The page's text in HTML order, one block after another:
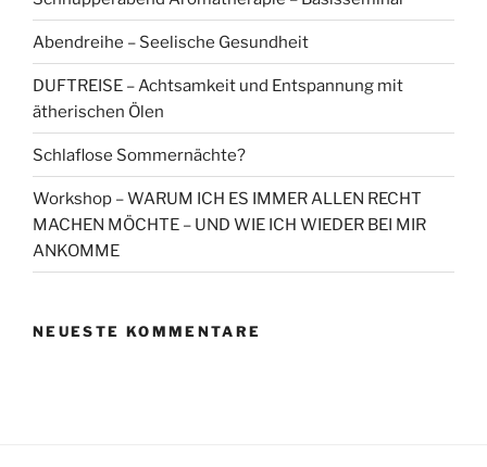
Abendreihe – Seelische Gesundheit
DUFTREISE – Achtsamkeit und Entspannung mit
ätherischen Ölen
Schlaflose Sommernächte?
Workshop – WARUM ICH ES IMMER ALLEN RECHT
MACHEN MÖCHTE – UND WIE ICH WIEDER BEI MIR
ANKOMME
NEUESTE KOMMENTARE